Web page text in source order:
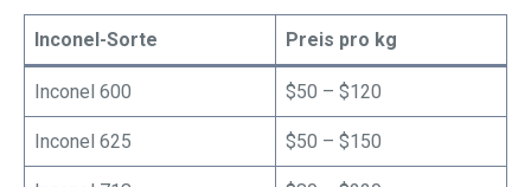
Inconel-Sorte Preis pro kg
Inconel 600 $50 – $120
Inconel 625 $50 – $150